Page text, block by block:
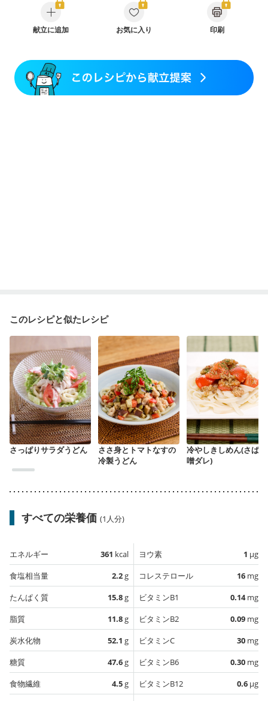
産後（混合栄養）
産後（ミルク）
関節リウマチ
フレイル（年齢に合わせた体作り）
貧血対策
ニキビ・肌荒れ
更年期
献立に追加 お気に入り 印刷
このレシピと似たレシピ
さっぱりサラダうどん
ささ身とトマトなすの
冷製うどん
冷やしきしめん(さば味
噌ダレ)
すべての栄養価 (1人分)
エネルギー 361 kcal
食塩相当量
2.2g
たんぱく質
15.8g
脂質
11.8g
炭水化物
52.1 g
糖質
47.6g
食物繊維
4.5g
ヨウ素 1 µg
コレステロール
16 mg
ビタミンB1
0.14mg
ビタミンB2
0.09 mg
ビタミンC
30 mg
ビタミンB6
0.30 mg
ビタミンB12
0.6 µg